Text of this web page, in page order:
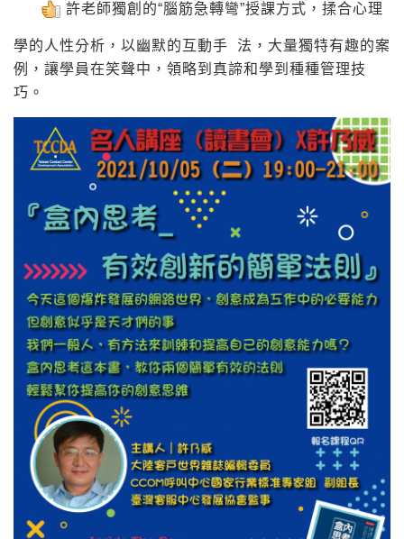
許老師獨創的“腦筋急轉彎”授課方式，揉合心理
學的人性分析，以幽默的互動手 法，大量獨特有趣的案
例，讓學員在笑聲中，領略到真諦和學到種種管理技
巧。